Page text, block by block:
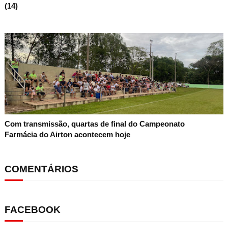
(14)
Com transmissão, quartas de final do Campeonato
Farmácia do Airton acontecem hoje
COMENTÁRIOS
FACEBOOK